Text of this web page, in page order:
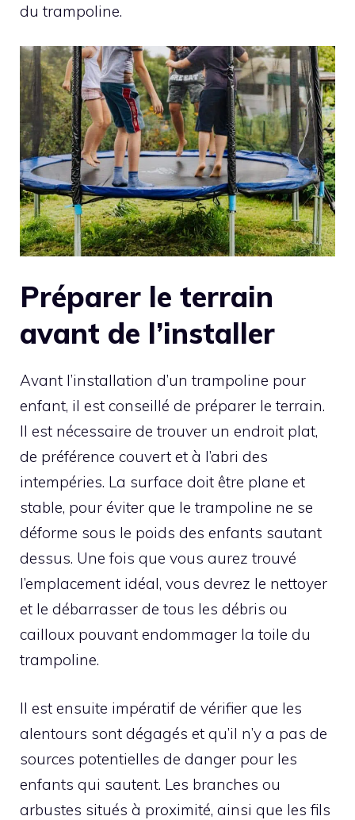
du trampoline.
Préparer le terrain
avant de l’installer
Avant l’installation d’un trampoline pour
enfant, il est conseillé de préparer le terrain.
Il est nécessaire de trouver un endroit plat,
de préférence couvert et à l’abri des
intempéries. La surface doit être plane et
stable, pour éviter que le trampoline ne se
déforme sous le poids des enfants sautant
dessus. Une fois que vous aurez trouvé
l’emplacement idéal, vous devrez le nettoyer
et le débarrasser de tous les débris ou
cailloux pouvant endommager la toile du
trampoline.
Il est ensuite impératif de vérifier que les
alentours sont dégagés et qu’il n’y a pas de
sources potentielles de danger pour les
enfants qui sautent. Les branches ou
arbustes situés à proximité, ainsi que les fils